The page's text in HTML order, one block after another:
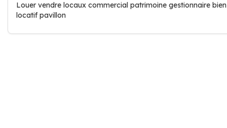
Louer vendre locaux commercial patrimoine gestionnaire bien
locatif pavillon